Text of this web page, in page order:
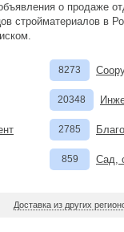
о продаже
стройматериалов в
8273
20348
2785
859 Сад,
Доставка из других